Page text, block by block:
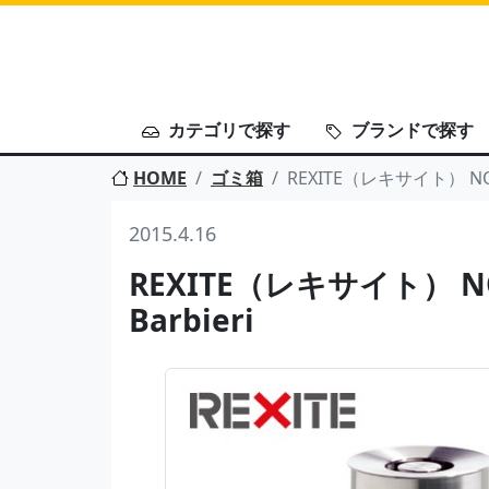
カテゴリで探す
ブランドで探す
HOME
ゴミ箱 REXITE（レキサイト）
2015.4.16
REXITE（レキサイト）
Barbieri